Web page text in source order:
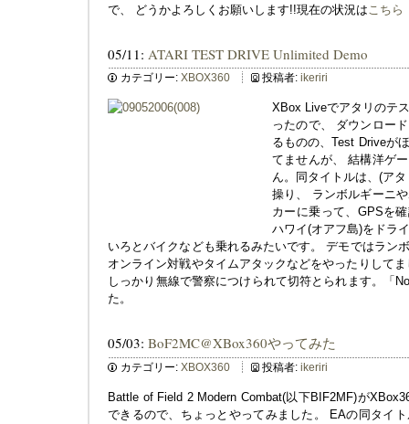
で、 どうかよろしくお願いします!!現在の状況はこちら
05/11: ATARI TEST DRIVE Unlimited Demo
カテゴリー: XBOX360 投稿者: ikeriri
XBox Liveでアタリのテ
ったので、 ダウンロー
るものの、Test Driveが
てませんが、 結構洋ゲ
ん。同タイトルは、(ア
操り、 ランボルギーニ
カーに乗って、GPSを
ハワイ(オアフ島)をドラ
いろとバイクなども乗れるみたいです。 デモではラン
オンライン対戦やタイムアタックなどをやったりして
しっかり無線で警察につけられて切符とられます。「
た。
05/03: BoF2MC@XBox360やってみた
カテゴリー: XBOX360 投稿者: ikeriri
Battle of Field 2 Modern Combat(以下BIF2MF)が
できるので、ちょっとやってみました。 EAの同タイ